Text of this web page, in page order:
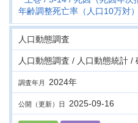
年齢調整死亡率（人口10万対）
人口動態調査
人口動態調査 / 人口動態統計 /
調査年月 2024年
公開（更新）日 2025-09-16